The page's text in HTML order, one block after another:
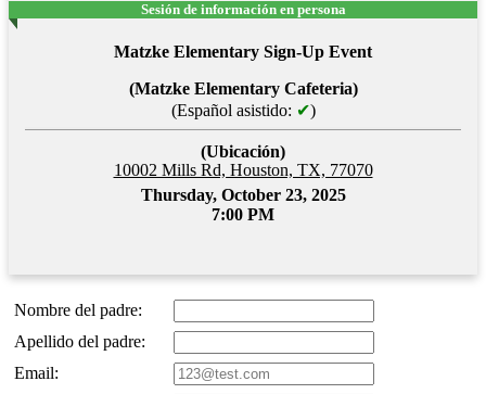
Sesión de información en persona
Matzke Elementary Sign-Up Event
(Matzke Elementary Cafeteria)
(Español asistido: ✔)
(Ubicación)
10002 Mills Rd, Houston, TX, 77070
Thursday, October 23, 2025
7:00 PM
Nombre del padre:
Apellido del padre:
Email: